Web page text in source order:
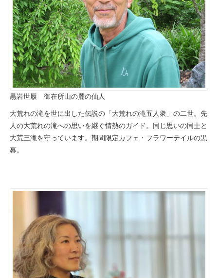
黒岩世履 御在所山の麓の仙人
大荒れの滝を世に出した伝説の「大荒れの滝五人衆」の二世。先
人の大荒れの滝への思いを継ぐ情熱のガイド。同じ思いの同士と
大荒三滝を守っています。期間限定カフェ・フラワーテイルの黒
幕。